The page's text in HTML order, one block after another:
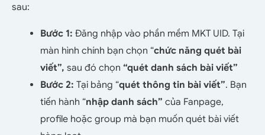
sau:
Bước 1: Đăng nhập vào phần mềm MKT UID. Tại
màn hình chính bạn chọn “chức năng quét bài
viết”, sau đó chọn “quét danh sách bài viết”
Bước 2: Tại bảng “quét thông tin bài viết”. Bạn
tiến hành “nhập danh sách” của Fanpage,
profile hoặc group mà bạn muốn quét bài viết